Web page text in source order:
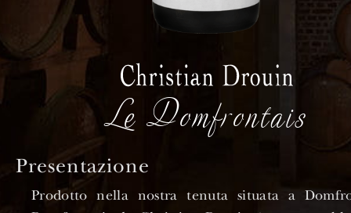
Le Domfrontais
Presentazione
Prodotto nella nostra tenuta situata a